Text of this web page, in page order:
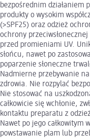
bezpośrednim działaniem
produkty o wysokim
(>SPF25) oraz odzież
ochrony
przed promieniami UV.
słońcu, nawet po
poparzenie słoneczne
Nadmierne przebywanie
zdrowia. Nie rozpylać
Nie stosować na
całkowicie się wchłonie,
kontaktu preparatu z
Nawet po jego całkowitym
powstawanie plam lub